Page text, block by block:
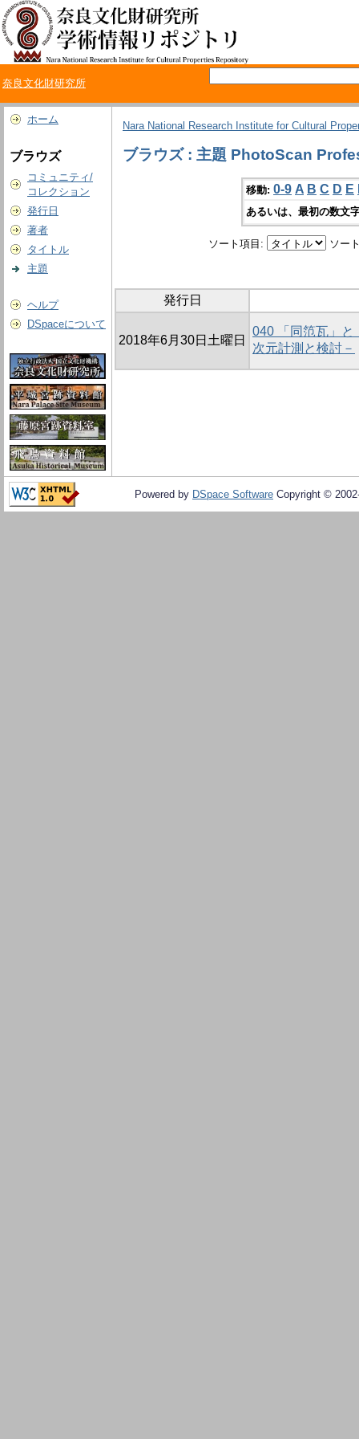
奈良文化財研究所
ホーム
ブラウズ
コミュニティ/
コレクション
発行日
著者
タイトル
主題
ヘルプ
DSpaceについて
Nara National Research Institute for Cultural
ブラウズ : 主題 PhotoScan
移動: 0-9 A B C D E
あるいは、最初の数文
ソート項目: ソー
発行日
2018年6月30日土曜日
040 「同笵瓦」
次元計測と検討－
Powered by DSpace Software Copyright ©